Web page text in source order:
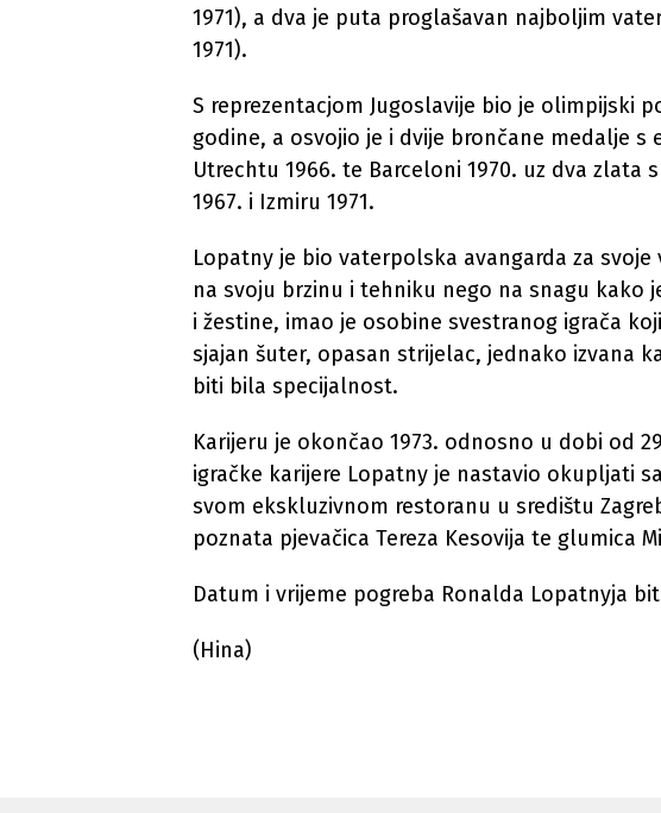
1971), a dva je puta proglašavan najboljim
1971).
S reprezentacjom Jugoslavije bio je olimpijski
godine, a osvojio je i dvije brončane medalje s
Utrechtu 1966. te Barceloni 1970. uz dva zlata
1967. i Izmiru 1971.
Lopatny je bio vaterpolska avangarda za
na svoju brzinu i tehniku nego na snagu kako
i žestine, imao je osobine svestranog igrača
sjajan šuter, opasan strijelac, jednako izvana
biti bila specijalnost.
Karijeru je okončao 1973. odnosno u dobi od
igračke karijere Lopatny je nastavio okupljati
svom ekskluzivnom restoranu u središtu
poznata pjevačica Tereza Kesovija te glumica
Datum i vrijeme pogreba Ronalda Lopatnyja
(Hina)